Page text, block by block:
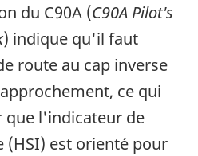
du C90A (C90A Pilot's
) indique qu'il faut
route au cap inverse
ce qui
que l'indicateur de
est orienté pour